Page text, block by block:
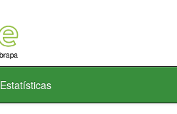
Estatísticas